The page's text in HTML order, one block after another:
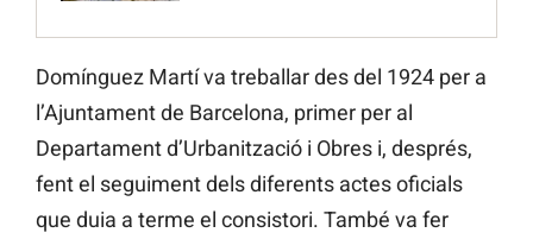
Domínguez Martí va treballar des del 1924 per a
l’Ajuntament de Barcelona, primer per al
Departament d’Urbanització i Obres i, després,
fent el seguiment dels diferents actes oficials
que duia a terme el consistori. També va fer